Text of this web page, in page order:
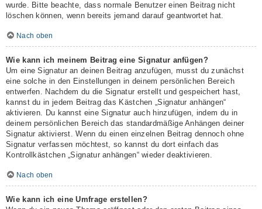
wurde. Bitte beachte, dass normale Benutzer einen Beitrag nicht
löschen können, wenn bereits jemand darauf geantwortet hat.
Nach oben
Wie kann ich meinem Beitrag eine Signatur anfügen?
Um eine Signatur an deinen Beitrag anzufügen, musst du zunächst
eine solche in den Einstellungen in deinem persönlichen Bereich
entwerfen. Nachdem du die Signatur erstellt und gespeichert hast,
kannst du in jedem Beitrag das Kästchen „Signatur anhängen“
aktivieren. Du kannst eine Signatur auch hinzufügen, indem du in
deinem persönlichen Bereich das standardmäßige Anhängen deiner
Signatur aktivierst. Wenn du einen einzelnen Beitrag dennoch ohne
Signatur verfassen möchtest, so kannst du dort einfach das
Kontrollkästchen „Signatur anhängen“ wieder deaktivieren.
Nach oben
Wie kann ich eine Umfrage erstellen?